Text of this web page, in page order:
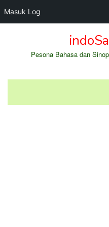
Masuk Log
Pesona Bahasa dan